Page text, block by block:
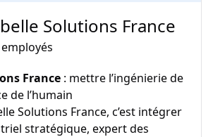
Solutions France
France: mettre l’ingénierie de
de l’humain
Solutions France, c’est intégrer
stratégique, expert des